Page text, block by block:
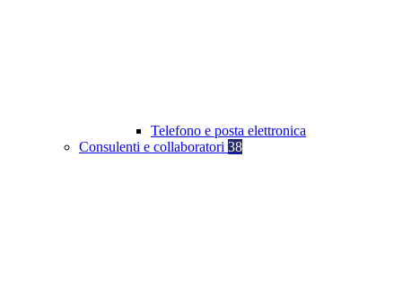
Telefono e posta elettronica
Consulenti e collaboratori 38